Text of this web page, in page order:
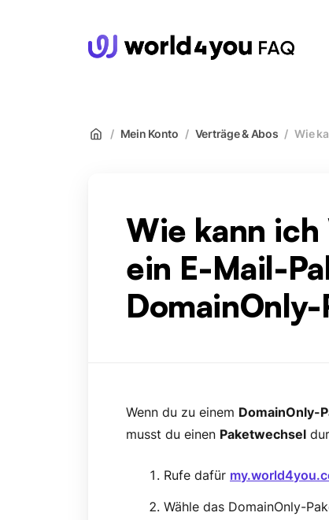
/ Mein Konto / Verträge & Abos / Wie
Wie kann
ein E-Mail-
Wenn du zu einem DomainOnly-
musst du einen Paketwechsel
Rufe dafür
Wähle das DomainOnly-